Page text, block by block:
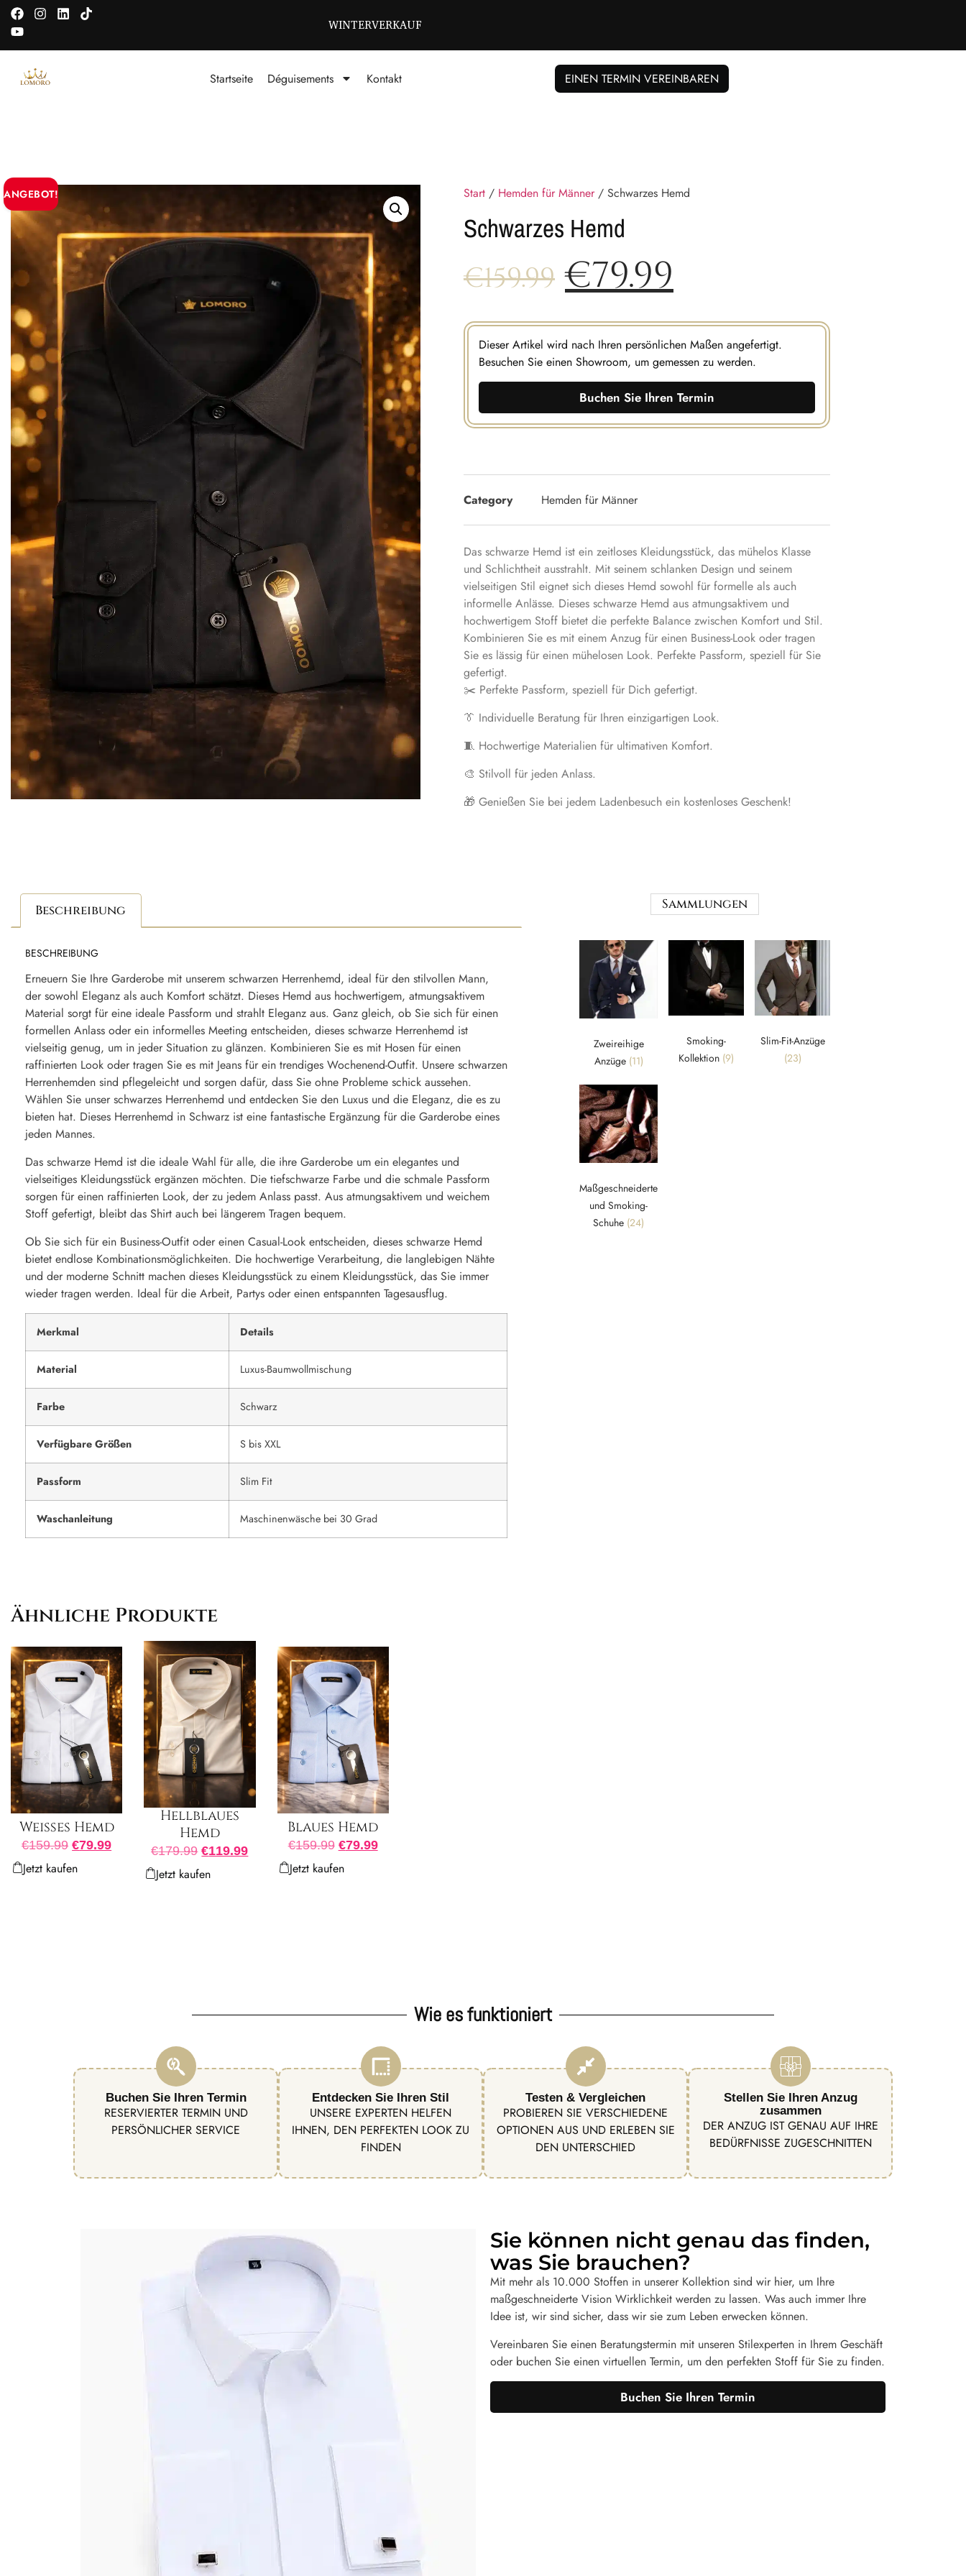
WINTERVERKAUF
Startseite Déguisements Kontakt EINEN TERMIN VEREINBAREN
ANGEBOT! Start / Hemden für Männer/ Schwarzes Hemd
Schwarzes Hemd
€159.99 €79.99
Dieser Artikel wird nach Ihren persönlichen Maßen angefertigt.
Besuchen Sie einen Showroom, um gemessen zu werden.
Buchen Sie Ihren Termin
Category Hemden für Männer
Das schwarze Hemd ist ein zeitloses Kleidungsstück, das mühelos Klasse
und Schlichtheit ausstrahlt. Mit seinem schlanken Design und seinem
vielseitigen Stil eignet sich dieses Hemd sowohl für formelle als auch
informelle Anlässe. Dieses schwarze Hemd aus atmungsaktivem und
hochwertigem Stoff bietet die perfekte Balance zwischen Komfort und Stil.
Kombinieren Sie es mit einem Anzug für einen Business-Look oder tragen
Sie es lässig für einen mühelosen Look. Perfekte Passform, speziell für Sie
gefertigt.
✂️ Perfekte Passform, speziell für Dich gefertigt.
👔 Individuelle Beratung für Ihren einzigartigen Look.
🧵 Hochwertige Materialien für ultimativen Komfort.
🎨 Stilvoll für jeden Anlass.
🎁 Genießen Sie bei jedem Ladenbesuch ein kostenloses Geschenk!
Beschreibung
BESCHREIBUNG
Erneuern Sie Ihre Garderobe mit unserem schwarzen Herrenhemd, ideal für den stilvollen Mann,
der sowohl Eleganz als auch Komfort schätzt. Dieses Hemd aus hochwertigem, atmungsaktivem
Material sorgt für eine ideale Passform und strahlt Eleganz aus. Ganz gleich, ob Sie sich für einen
formellen Anlass oder ein informelles Meeting entscheiden, dieses schwarze Herrenhemd ist
vielseitig genug, um in jeder Situation zu glänzen. Kombinieren Sie es mit Hosen für einen
raffinierten Look oder tragen Sie es mit Jeans für ein trendiges Wochenend-Outfit. Unsere schwarzen
Herrenhemden sind pflegeleicht und sorgen dafür, dass Sie ohne Probleme schick aussehen.
Wählen Sie unser schwarzes Herrenhemd und entdecken Sie den Luxus und die Eleganz, die es zu
bieten hat. Dieses Herrenhemd in Schwarz ist eine fantastische Ergänzung für die Garderobe eines
jeden Mannes.
Das schwarze Hemd ist die ideale Wahl für alle, die ihre Garderobe um ein elegantes und
vielseitiges Kleidungsstück ergänzen möchten. Die tiefschwarze Farbe und die schmale Passform
sorgen für einen raffinierten Look, der zu jedem Anlass passt. Aus atmungsaktivem und weichem
Stoff gefertigt, bleibt das Shirt auch bei längerem Tragen bequem.
Ob Sie sich für ein Business-Outfit oder einen Casual-Look entscheiden, dieses schwarze Hemd
bietet endlose Kombinationsmöglichkeiten. Die hochwertige Verarbeitung, die langlebigen Nähte
und der moderne Schnitt machen dieses Kleidungsstück zu einem Kleidungsstück, das Sie immer
wieder tragen werden. Ideal für die Arbeit, Partys oder einen entspannten Tagesausflug.
Merkmal Details
Material Luxus-Baumwollmischung
Farbe Schwarz
Verfügbare Größen S bis XXL
Passform Slim Fit
Waschanleitung Maschinenwäsche bei 30 Grad
Ähnliche Produkte
Weißes Hemd
€159.99 €79.99
Jetzt kaufen
Hellblaues
Hemd
€179.99 €119.99
Jetzt kaufen
Blaues Hemd
€159.99 €79.99
Jetzt kaufen
Sammlungen
Zweireihige
Anzüge (11)
Smoking-
Kollektion (9)
Slim-Fit-Anzüge
(23)
Maßgeschneiderte
und Smoking-
Schuhe (24)
Wie es funktioniert
Buchen Sie Ihren Termin
RESERVIERTER TERMIN UND
PERSÖNLICHER SERVICE
Entdecken Sie Ihren Stil
UNSERE EXPERTEN HELFEN
IHNEN, DEN PERFEKTEN LOOK ZU
FINDEN
Testen & Vergleichen
PROBIEREN SIE VERSCHIEDENE
OPTIONEN AUS UND ERLEBEN SIE
DEN UNTERSCHIED
Stellen Sie Ihren Anzug
zusammen
DER ANZUG IST GENAU AUF IHRE
BEDÜRFNISSE ZUGESCHNITTEN
Sie können nicht genau das finden,
was Sie brauchen?
Mit mehr als 10.000 Stoffen in unserer Kollektion sind wir hier, um Ihre
maßgeschneiderte Vision Wirklichkeit werden zu lassen. Was auch immer Ihre
Idee ist, wir sind sicher, dass wir sie zum Leben erwecken können.
Vereinbaren Sie einen Beratungstermin mit unseren Stilexperten in Ihrem Geschäft
oder buchen Sie einen virtuellen Termin, um den perfekten Stoff für Sie zu finden.
Buchen Sie Ihren Termin